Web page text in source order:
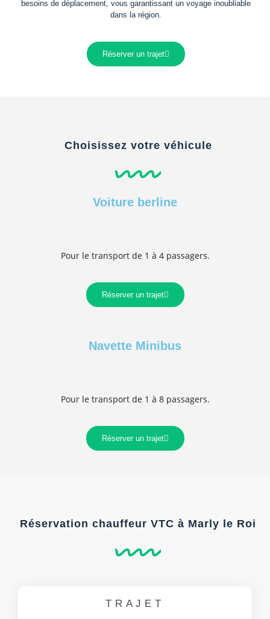
besoins de déplacement, vous garantissant un voyage inoubliable
dans la région.
Réserver un trajet
Choisissez votre véhicule
Voiture berline
Pour le transport de 1 à 4 passagers.
Réserver un trajet
Navette Minibus
Pour le transport de 1 à 8 passagers.
Réserver un trajet
Réservation chauffeur VTC à Marly le Roi
TRAJET